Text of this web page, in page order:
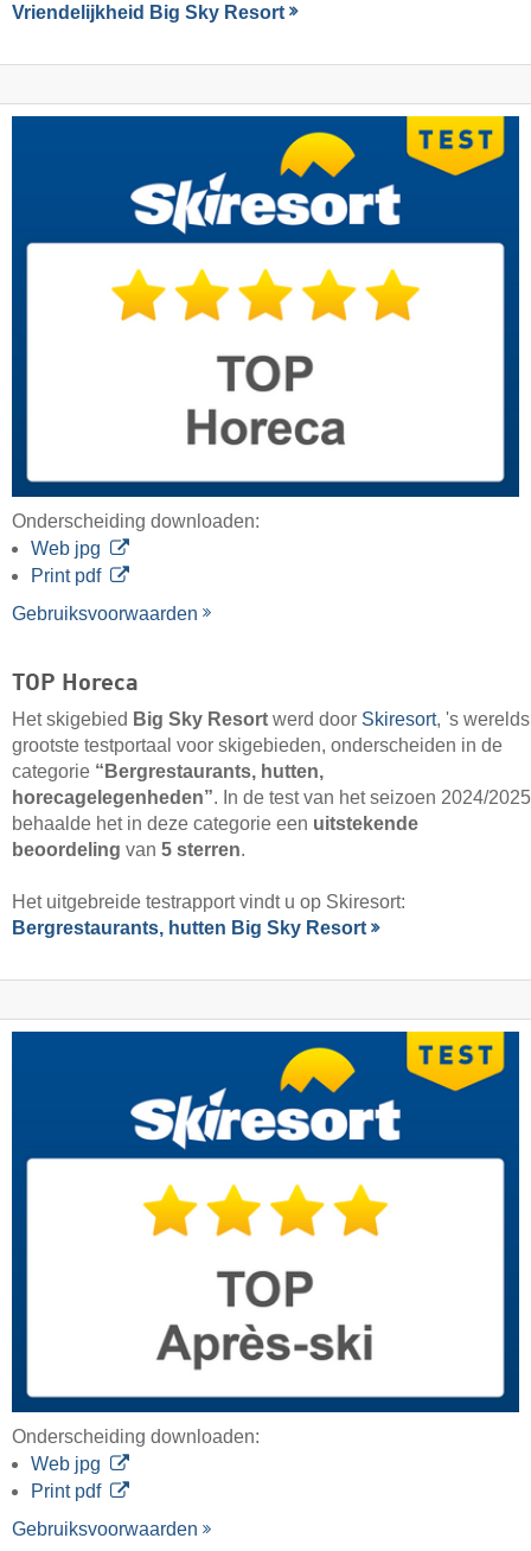
Vriendelijkheid Big Sky Resort
Onderscheiding downloaden:
Web jpg
Print pdf
Gebruiksvoorwaarden
TOP Horeca
Het skigebied Big Sky Resort werd door Skiresort, 's werelds
grootste testportaal voor skigebieden, onderscheiden in de
categorie “Bergrestaurants, hutten,
horecagelegenheden”. In de test van het seizoen 2024/2025
behaalde het in deze categorie een uitstekende
beoordeling van 5 sterren.
Het uitgebreide testrapport vindt u op Skiresort:
Bergrestaurants, hutten Big Sky Resort
Onderscheiding downloaden:
Web jpg
Print pdf
Gebruiksvoorwaarden